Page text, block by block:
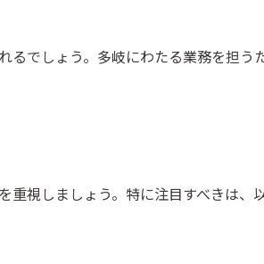
るでしょう。多岐にわたる業務を担う
重視しましょう。特に注目すべきは、